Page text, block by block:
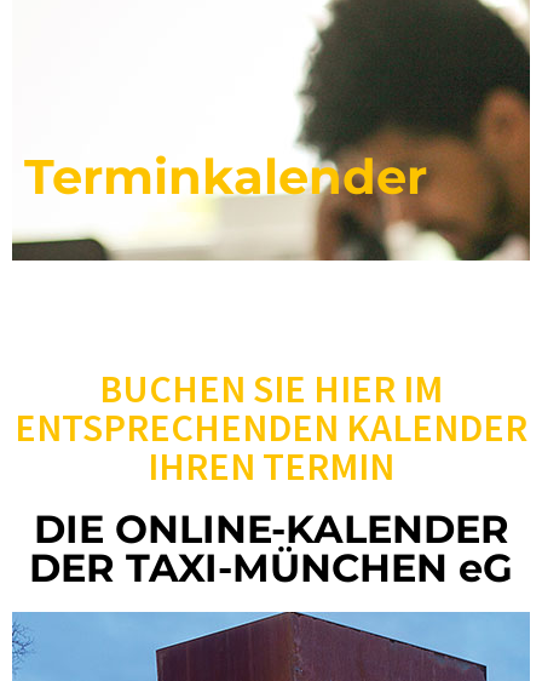
Terminkalender
BUCHEN SIE HIER IM
ENTSPRECHENDEN KALENDER
IHREN TERMIN
DIE ONLINE-KALENDER
DER TAXI-MÜNCHEN eG